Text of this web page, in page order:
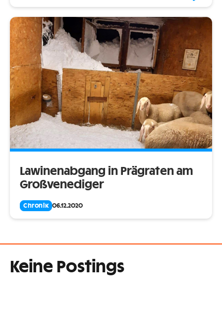
Lawinenabgang in Prägraten am
Großvenediger
Chronik 06.12.2020
Keine Postings